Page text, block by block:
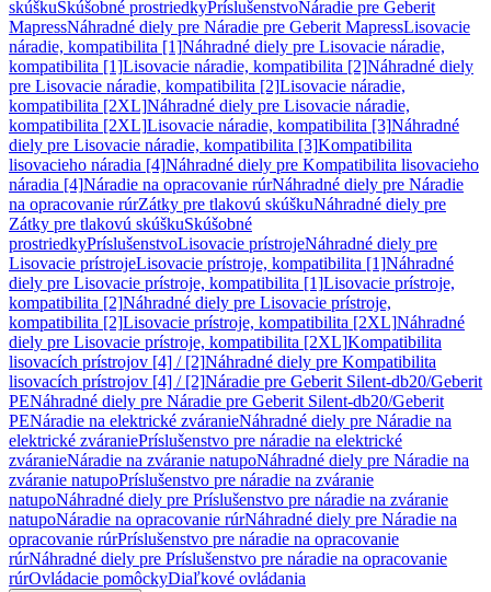
skúškuSkúšobné prostriedkyPríslušenstvoNáradie pre Geberit
MapressNáhradné diely pre Náradie pre Geberit MapressLisovacie
náradie, kompatibilita [1]Náhradné diely pre Lisovacie náradie,
kompatibilita [1]Lisovacie náradie, kompatibilita [2]Náhradné diely
pre Lisovacie náradie, kompatibilita [2]Lisovacie náradie,
kompatibilita [2XL]Náhradné diely pre Lisovacie náradie,
kompatibilita [2XL]Lisovacie náradie, kompatibilita [3]Náhradné
diely pre Lisovacie náradie, kompatibilita [3]Kompatibilita
lisovacieho náradia [4]Náhradné diely pre Kompatibilita lisovacieho
náradia [4]Náradie na opracovanie rúrNáhradné diely pre Náradie
na opracovanie rúrZátky pre tlakovú skúškuNáhradné diely pre
Zátky pre tlakovú skúškuSkúšobné
prostriedkyPríslušenstvoLisovacie prístrojeNáhradné diely pre
Lisovacie prístrojeLisovacie prístroje, kompatibilita [1]Náhradné
diely pre Lisovacie prístroje, kompatibilita [1]Lisovacie prístroje,
kompatibilita [2]Náhradné diely pre Lisovacie prístroje,
kompatibilita [2]Lisovacie prístroje, kompatibilita [2XL]Náhradné
diely pre Lisovacie prístroje, kompatibilita [2XL]Kompatibilita
lisovacích prístrojov [4] / [2]Náhradné diely pre Kompatibilita
lisovacích prístrojov [4] / [2]Náradie pre Geberit Silent-db20/Geberit
PENáhradné diely pre Náradie pre Geberit Silent-db20/Geberit
PENáradie na elektrické zváranieNáhradné diely pre Náradie na
elektrické zváraniePríslušenstvo pre náradie na elektrické
zváranieNáradie na zváranie natupoNáhradné diely pre Náradie na
zváranie natupoPríslušenstvo pre náradie na zváranie
natupoNáhradné diely pre Príslušenstvo pre náradie na zváranie
natupoNáradie na opracovanie rúrNáhradné diely pre Náradie na
opracovanie rúrPríslušenstvo pre náradie na opracovanie
rúrNáhradné diely pre Príslušenstvo pre náradie na opracovanie
rúrOvládacie pomôckyDiaľkové ovládania